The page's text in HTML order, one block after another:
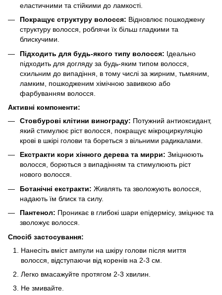
еластичними та стійкими до ламкості.
Покращує структуру волосся: Відновлює пошкоджену
структуру волосся, роблячи їх більш гладкими та
блискучими.
Підходить для будь-якого типу волосся: Ідеально
підходить для догляду за будь-яким типом волосся,
схильним до випадіння, в тому числі за жирним, тьмяним,
ламким, пошкодженим хімічною завивкою або
фарбуванням волосся.
Активні компоненти:
Стовбурові клітини винограду: Потужний антиоксидант,
який стимулює ріст волосся, покращує мікроциркуляцію
крові в шкірі голови та бореться з вільними радикалами.
Екстракти кори хінного дерева та мирри: Зміцнюють
волосся, борються з випадінням та стимулюють ріст
нового волосся.
Ботанічні екстракти: Живлять та зволожують волосся,
надають їм блиск та силу.
Пантенол: Проникає в глибокі шари епідермісу, зміцнює та
зволожує волосся.
Спосіб застосування:
Нанесіть вміст ампули на шкіру голови після миття
волосся, відступаючи від коренів на 2-3 см.
Легко вмасажуйте протягом 2-3 хвилин.
Не змивайте.